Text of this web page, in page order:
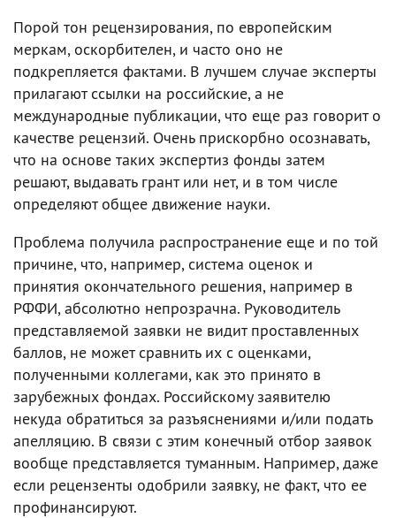
Порой тон рецензирования, по европейским
меркам, оскорбителен, и часто оно не
подкрепляется фактами. В лучшем случае эксперты
прилагают ссылки на российские, а не
международные публикации, что еще раз говорит о
качестве рецензий. Очень прискорбно осознавать,
что на основе таких экспертиз фонды затем
решают, выдавать грант или нет, и в том числе
определяют общее движение науки.
Проблема получила распространение еще и по той
причине, что, например, система оценок и
принятия окончательного решения, например в
РФФИ, абсолютно непрозрачна. Руководитель
представляемой заявки не видит проставленных
баллов, не может сравнить их с оценками,
полученными коллегами, как это принято в
зарубежных фондах. Российскому заявителю
некуда обратиться за разъяснениями и/или подать
апелляцию. В связи с этим конечный отбор заявок
вообще представляется туманным. Например, даже
если рецензенты одобрили заявку, не факт, что ее
профинансируют.